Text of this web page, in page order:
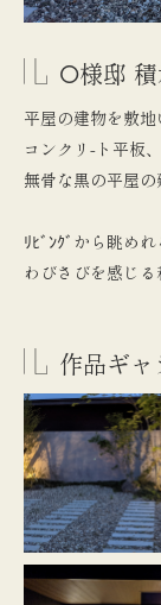
O様邸
平屋の建物を敷地
コンクリ-ト平板
無骨な黒の平屋
ﾘﾋﾞﾝｸﾞから眺め
わびさびを感じる
作品ギャ